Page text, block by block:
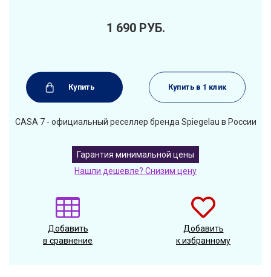
1 690 РУБ.
Купить Купить в 1 клик
CASA 7 - официальный реселлер бренда Spiegelau в России
Гарантия минимальной цены
Нашли дешевле? Снизим цену
Добавить
в сравнение
Добавить
к избранному